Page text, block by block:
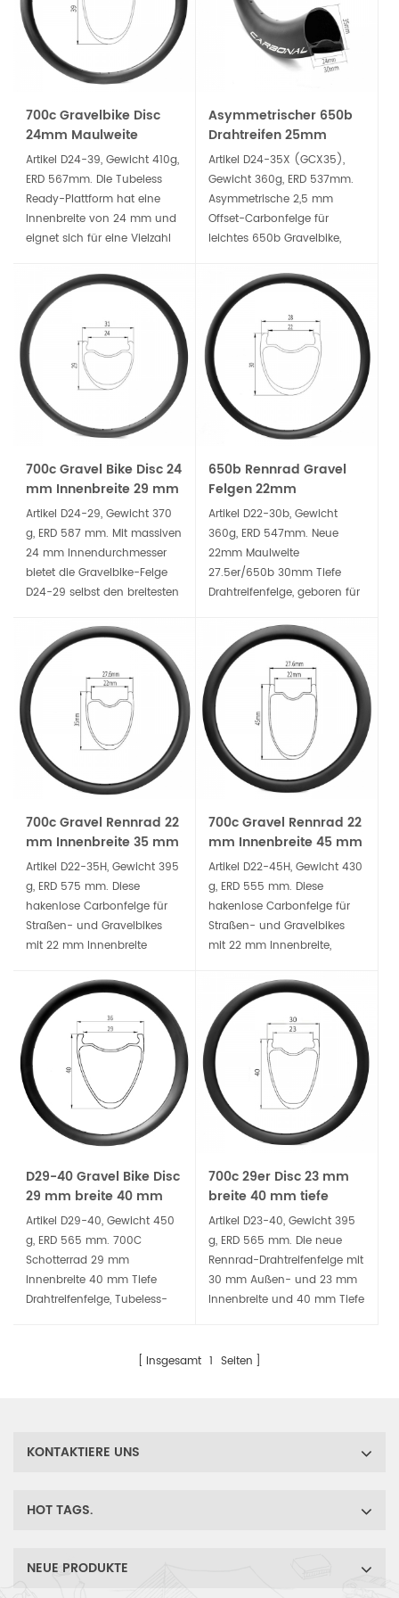
Fahrer.
Eroberung des rauen
Geländes.
700c Gravelbike Disc
24mm Maulweite
39mm tiefe Drahtreifen
Carbonfelge
Artikel D24-39, Gewicht 410g,
ERD 567mm. Die Tubeless
Ready-Plattform hat eine
Innenbreite von 24 mm und
eignet sich für eine Vielzahl
Cyclocross-Reifen. Es ist eine
der besten Felgen, die für
Langstrecken-
Schotterrennen oder Reiten
möglich sind.
Asymmetrischer 650b
Drahtreifen 25mm
Maulweite 35mm tiefe
Gravelbike Carbonfelge
Artikel D24-35X (GCX35),
Gewicht 360g, ERD 537mm.
Asymmetrische 2,5 mm
Offset-Carbonfelge für
leichtes 650b Gravelbike,
Ready, steifer, stärker und
langlebiger, perfekt für den
Bau von Gravelbike-
Scheibenbremsrädern.
700c Gravel Bike Disc 24
mm Innenbreite 29 mm
tiefe Drahtreifen-
Carbonfelge
Artikel D24-29, Gewicht 370
g, ERD 587 mm. Mit massiven
24 mm Innendurchmesser
bietet die Gravelbike-Felge
D24-29 selbst den breitesten
Profil. Es ist eine der
bestmöglichen Felgen für
Langstrecken-
Schotterrennen oder -
Fahrten.
650b Rennrad Gravel
Felgen 22mm
Maulweite 30mm tiefe
Drahtreifen
Carbonfelge
Artikel D22-30b, Gewicht
360g, ERD 547mm. Neue
22mm Maulweite
27.5er/650b 30mm Tiefe
Drahtreifenfelge, geboren für
Scheibenbremsenrad. Es ist
ein schlauchloser,
kompatibler breiterer Reifen
für komfortables Fahren, der
Sie bei der Eroberung des
unwegsamen Geländes
begleitet.
700c Gravel Rennrad 22
mm Innenbreite 35 mm
tiefe hakenlose
Carbonfelge
Artikel D22-35H, Gewicht 395
g, ERD 575 mm. Diese
hakenlose Carbonfelge für
Straßen- und Gravelbikes
mit 22 mm Innenbreite
Reifen. Sie passt besser zu
dem, was Sie von einem
Allroad-Laufradsatz
erwarten.
700c Gravel Rennrad 22
mm Innenbreite 45 mm
tiefe hakenlose
Carbonfelge
Artikel D22-45H, Gewicht 430
g, ERD 555 mm. Diese
hakenlose Carbonfelge für
Straßen- und Gravelbikes
mit 22 mm Innenbreite,
Reifen, sie's passt besser zu
dir' Suche nach einem All-
Road-Laufradsatz.
D29-40 Gravel Bike Disc
29 mm breite 40 mm
tiefe Drahtreifen-
Carbonfelge
Artikel D29-40, Gewicht 450
g, ERD 565 mm. 700C
Schotterrad 29 mm
Innenbreite 40 mm Tiefe
Drahtreifenfelge, Tubeless-
breite Reifen von 35 mm bis
700c 29er Disc 23 mm
breite 40 mm tiefe
Drahtreifenfelge für
Straßen- und Gravel-
Bikes
Artikel D23-40, Gewicht 395
g, ERD 565 mm. Die neue
Rennrad-Drahtreifenfelge mit
30 mm Außen- und 23 mm
Innenbreite und 40 mm Tiefe
Straßen-, Schotter- oder
Insgesamt 1 Seiten
KONTAKTIERE UNS
HOT TAGS.
NEUE PRODUKTE